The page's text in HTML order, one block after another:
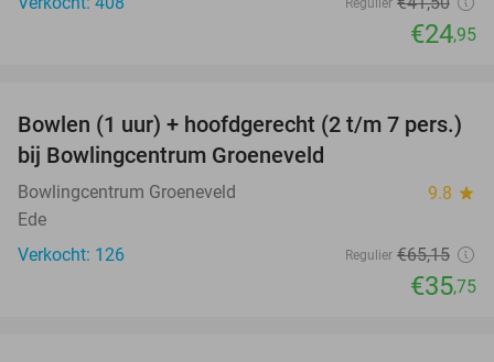
Regulier
€24,95
45%
Bowlen (1 uur) + hoofdgerecht (2 t/m 7 pers.)
bij Bowlingcentrum Groeneveld
Bowlingcentrum Groeneveld 9.8 star
Ede
Verkocht: 126
Regulier €65,15
€35,75